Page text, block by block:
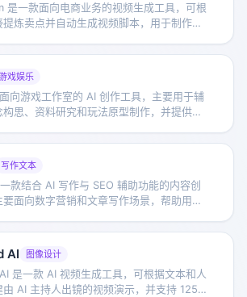
是一款面向电商业务的视频生成工具，可根
炼卖点并自动生成视频脚本，用于制作产
戏娱乐
向游戏工作室的 AI 创作工具，主要用于辅
构思、资料研究和玩法原型制作，并提供文
写作文本
款结合 AI 写作与 SEO 辅助功能的内容创
面向数字营销和文章写作场景，帮助用户
AI 图像设计
是一款 AI 视频生成工具，可根据文本和人
由 AI 主持人出镜的视频演示，并支持 125